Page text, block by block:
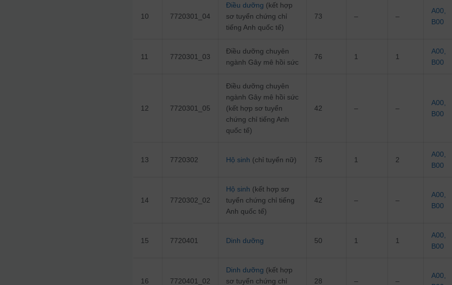
10 7720301_04
Điều dưỡng (kết hợp
sơ tuyển chứng chỉ
tiếng Anh quốc tế)
73 – –
A00
B00
11 7720301_03
Điều dưỡng chuyên
ngành Gây mê hồi sức
76 1 1
A00
B00
12 7720301_05
Điều dưỡng chuyên
ngành Gây mê hồi sức
(kết hợp sơ tuyển
chứng chỉ tiếng Anh
quốc tế)
42 – –
A00
B00
13 7720302 Hộ sinh (chỉ tuyển nữ) 75 1 2
A00
B00
14 7720302_02
Hộ sinh (kết hợp sơ
tuyển chứng chỉ tiếng
Anh quốc tế)
42 – –
A00
B00
15 7720401 Dinh dưỡng 50 1 1
A00
B00
16 7720401_02
Dinh dưỡng (kết hợp
sơ tuyển chứng chỉ
28 – –
A00